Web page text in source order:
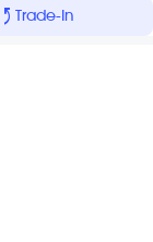
Trade-In